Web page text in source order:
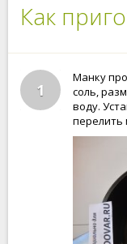
Как
1
Манку
соль,
воду.
перелить